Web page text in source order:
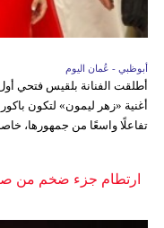
أبوظبي - عُمان اليوم
أطلقت الفنانة بلقيس فتحي أول
أغنية «زهر ليمون» لتكون
تفاعلًا واسعًا من جمهورها،
ارتطام جزء ضخم من